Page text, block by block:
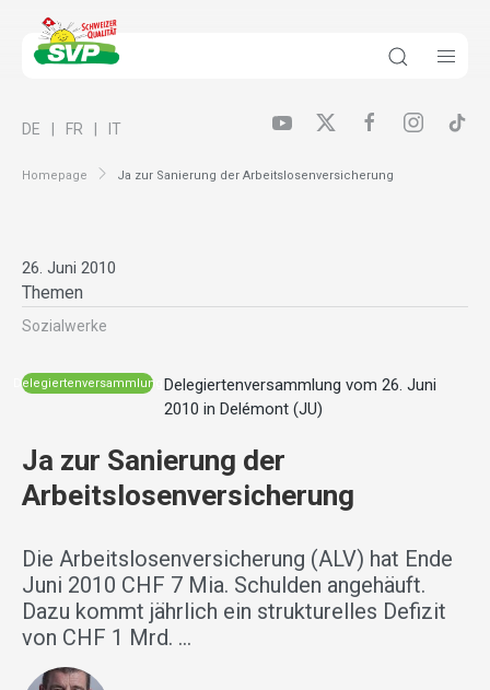
Homepage Ja zur Sanierung der Arbeitslosenversicherung
DE FR IT
26. Juni 2010
Themen
Sozialwerke
Delegiertenversammlung
Delegiertenversammlung vom 26. Juni
2010 in Delémont (JU)
Ja zur Sanierung der
Arbeitslosenversicherung
Die Arbeitslosenversicherung (ALV) hat Ende
Juni 2010 CHF 7 Mia. Schulden angehäuft.
Dazu kommt jährlich ein strukturelles Defizit
von CHF 1 Mrd. …